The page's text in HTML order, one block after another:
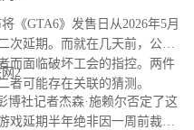
GTA6》发售日从2026年5月
次延期。而就在几天前，公司
而面临破坏工会的指控。两件
者可能存在关联的猜测。
社记者杰森·施赖尔否定了这
戏延期半年绝非因一周前裁撤